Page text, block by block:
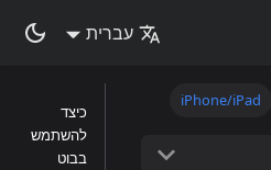
עברית
iPhone/iPad
כיצד
להשתמש
בבוט